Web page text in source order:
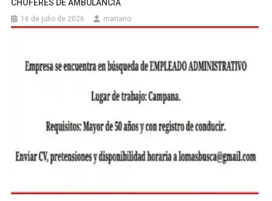
CHOFERES DE AMBULANCIA
16 de julio de 2026 mariano